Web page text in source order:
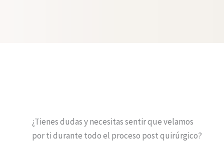
¿Tienes dudas y necesitas sentir que velamos
por ti durante todo el proceso post quirúrgico?